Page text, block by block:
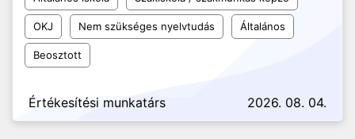
OKJ Nem szükséges nyelvtudás Általános
Beosztott
Értékesítési munkatárs 2026. 08. 04.